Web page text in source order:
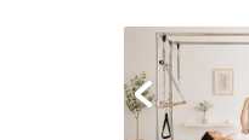
マシンピラティス